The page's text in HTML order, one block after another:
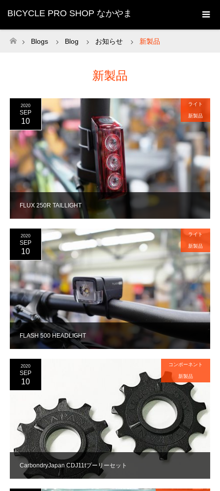
BICYCLE PRO SHOP なかやま
ホーム
Blogs Blog お知らせ 新製品
新製品
FLUX 250R TAILLIGHT
2020
SEP
10
ライト
新製品
FLASH 500 HEADLIGHT
2020
SEP
10
ライト
新製品
CarbondryJapan CDJ11tプーリーセット
2020
SEP
10
コンポーネント
新製品